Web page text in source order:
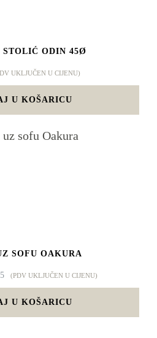
STOLIĆ ODIN 45Ø
UKLJUČEN U CIJENU)
U KOŠARICU
SOFU OAKURA
TRENUTNA
CIJENA
JE:
(PDV UKLJUČEN U CIJENU)
U KOŠARICU